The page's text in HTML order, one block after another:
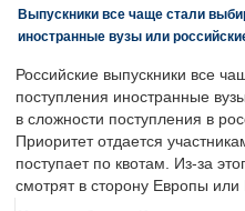
Выпускники все чаще стали
иностранные вузы или
Российские выпускники все
поступления иностранные
в сложности поступления в
Приоритет отдается
поступает по квотам. Из-за
смотрят в сторону Европы или